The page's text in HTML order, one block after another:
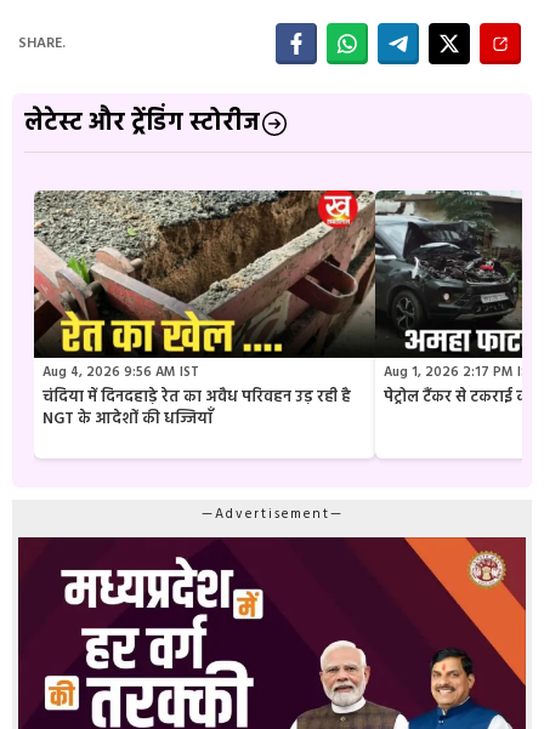
SHARE.
लेटेस्ट और ट्रेंडिंग स्टोरीज
Aug 4, 2026 9:56 AM IST
चंदिया में दिनदहाड़े रेत का अवैध परिवहन उड़ रही है
NGT के आदेशों की धज्जियाँ
Aug 1, 2026 2:17 PM IST
पेट्रोल टैंकर से टकराई
—Advertisement—